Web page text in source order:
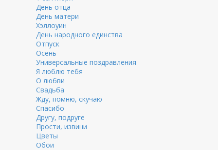
День отца
День матери
Хэллоуин
День народного единства
Отпуск
Осень
Универсальные поздравления
Я люблю тебя
О любви
Свадьба
Жду, помню, скучаю
Спасибо
Другу, подруге
Прости, извини
Цветы
Обои